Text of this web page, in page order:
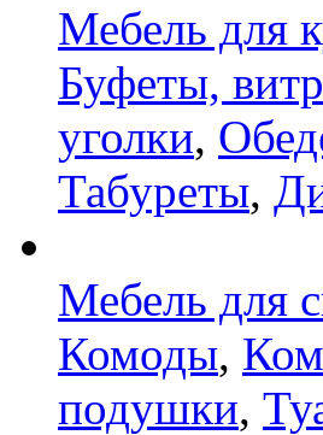
Мебель для
Буфеты,
уголки,
Табуреты,
Мебель для
Комоды,
подушки,